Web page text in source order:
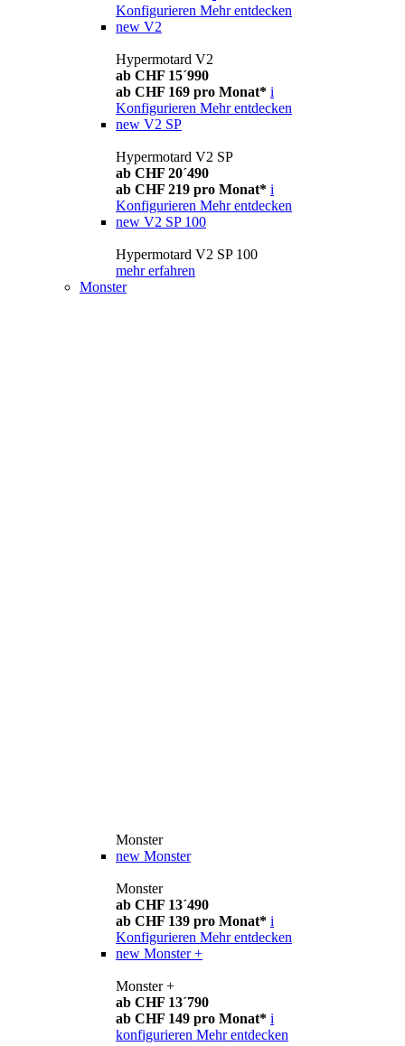
Konfigurieren Mehr entdecken
new V2
Hypermotard V2
ab CHF 15´990
ab CHF 169 pro Monat* i
Konfigurieren Mehr entdecken
new V2 SP
Hypermotard V2 SP
ab CHF 20´490
ab CHF 219 pro Monat* i
Konfigurieren Mehr entdecken
new V2 SP 100
Hypermotard V2 SP 100
mehr erfahren
Monster
Monster
new Monster
Monster
ab CHF 13´490
ab CHF 139 pro Monat* i
Konfigurieren Mehr entdecken
new Monster +
Monster +
ab CHF 13´790
ab CHF 149 pro Monat* i
konfigurieren Mehr entdecken